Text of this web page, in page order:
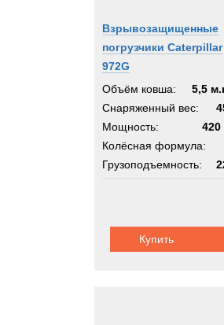
Взрывозащищенные
погрузчики Caterpillar
972G
Объём ковша:
5,5
Снаряженный вес:
Мощность:
420
Колёсная формула:
Грузоподъемность:
Купить